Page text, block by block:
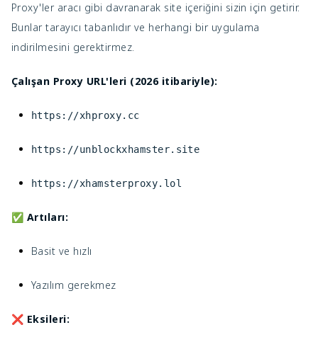
Proxy'ler aracı gibi davranarak site içeriğini sizin için getirir.
Bunlar tarayıcı tabanlıdır ve herhangi bir uygulama
indirilmesini gerektirmez.
Çalışan Proxy URL'leri (2026 itibariyle):
https://xhproxy.cc
https://unblockxhamster.site
https://xhamsterproxy.lol
✅ Artıları:
Basit ve hızlı
Yazılım gerekmez
❌ Eksileri: